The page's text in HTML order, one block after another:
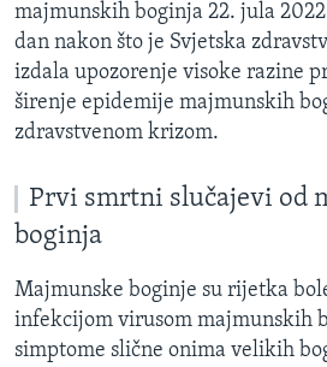
majmunskih boginja 22. jula
dan nakon što je Svjetska
izdala upozorenje visoke razine
širenje epidemije majmunskih
zdravstvenom krizom.
Prvi smrtni slučajevi od
boginja
Majmunske boginje su rijetka
infekcijom virusom majmunskih
simptome slične onima velikih